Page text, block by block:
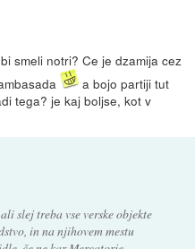
smeli notri? Ce je dzamija cez
a bojo partiji tut
tega? je kaj boljse, kot v
slej treba vse verske objekte
in na njihovem mestu